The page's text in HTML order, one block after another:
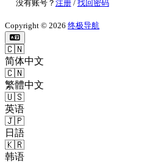
没有账号？ 注册/ 找回密码
Copyright © 2026 终极导航
🇨🇳
简体中文
🇨🇳
繁體中文
🇺🇸
英语
🇯🇵
日語
🇰🇷
韩语